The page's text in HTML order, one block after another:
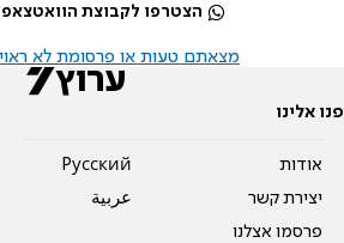
הצטרפו לקבוצת הוואטצאפ
מצאתם טעות או פרסומת לא
פנו אלינו
אודות
יצירת קשר
פרסמו אצלנו
Pусский
عربية